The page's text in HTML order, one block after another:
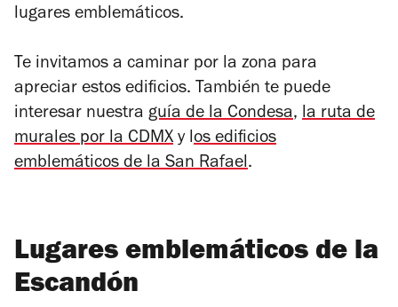
lugares emblemáticos.
Te invitamos a caminar por la zona para
apreciar estos edificios. También te puede
interesar nuestra guía de la Condesa, la ruta de
murales por la CDMX y los edificios
emblemáticos de la San Rafael.
Lugares emblemáticos de la
Escandón